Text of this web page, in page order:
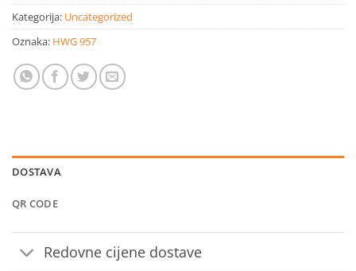
Kategorija: Uncategorized
Oznaka: HWG 957
DOSTAVA
QR CODE
Redovne cijene dostave